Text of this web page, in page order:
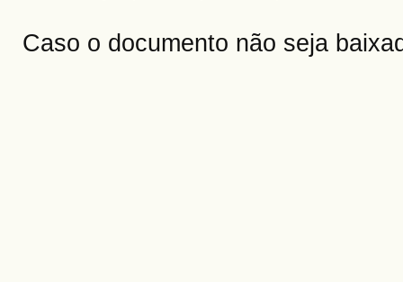
Caso o documento não seja